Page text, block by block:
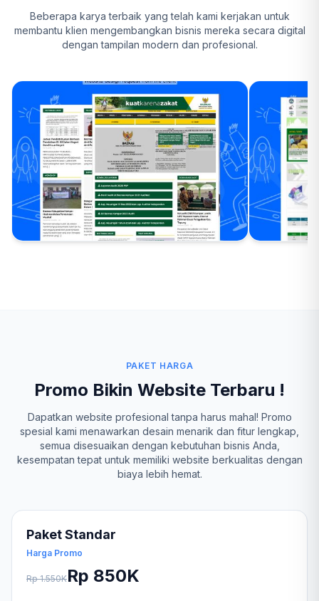
Beberapa karya terbaik yang telah kami kerjakan untuk
membantu klien mengembangkan bisnis mereka secara digital
dengan tampilan modern dan profesional.
PAKET HARGA
Promo Bikin Website Terbaru !
Dapatkan website profesional tanpa harus mahal! Promo
spesial kami menawarkan desain menarik dan fitur lengkap,
semua disesuaikan dengan kebutuhan bisnis Anda,
kesempatan tepat untuk memiliki website berkualitas dengan
biaya lebih hemat.
Paket Standar
Harga Promo
Rp 1.550KRp 850K